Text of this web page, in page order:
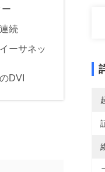
続
ーサネッ
DVI